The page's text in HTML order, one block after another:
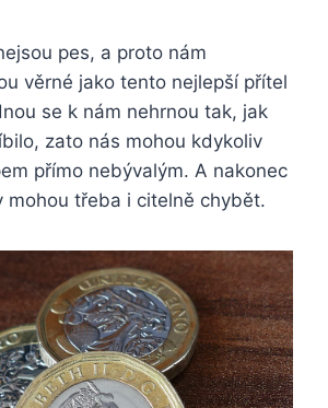
pes, a proto nám
věrné jako tento nejlepší přítel
se k nám nehrnou tak, jak
zato nás mohou kdykoliv
přímo nebývalým. A nakonec
mohou třeba i citelně chybět.